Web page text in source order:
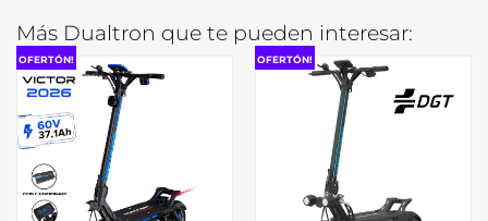
Más Dualtron que te pueden interesar:
OFERTÓN! OFERTÓN!